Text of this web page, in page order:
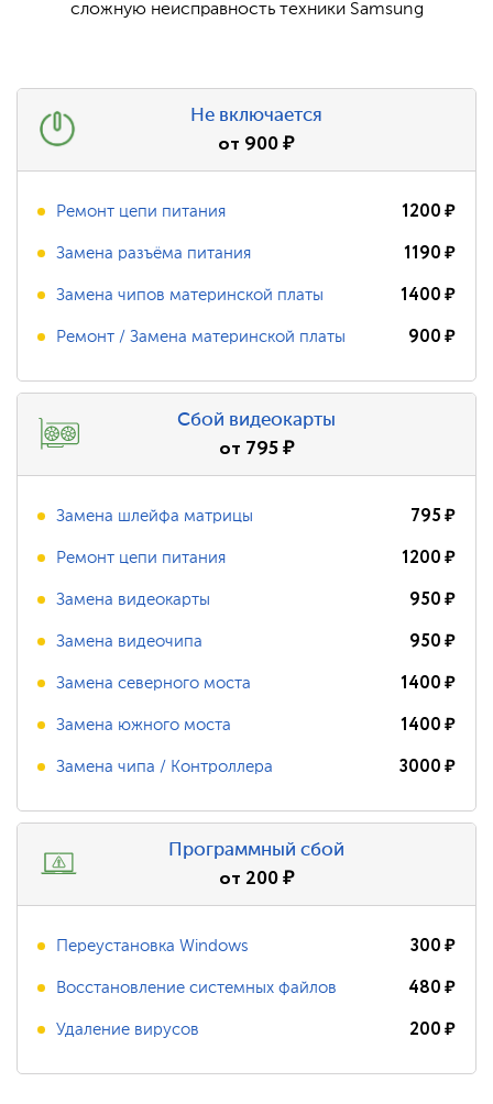
сложную неисправность техники Samsung
Не включается
от 900₽
Ремонт цепи питания 1200₽
Замена разъёма питания 1190₽
Замена чипов материнской платы 1400₽
Ремонт / Замена материнской платы 900₽
Сбой видеокарты
от 795₽
Замена шлейфа матрицы 795₽
Ремонт цепи питания 1200₽
Замена видеокарты 950₽
Замена видеочипа 950₽
Замена северного моста 1400₽
Замена южного моста 1400₽
Замена чипа / Контроллера 3000₽
Программный сбой
от 200₽
Переустановка Windows 300₽
Восстановление системных файлов 480₽
Удаление вирусов 200₽